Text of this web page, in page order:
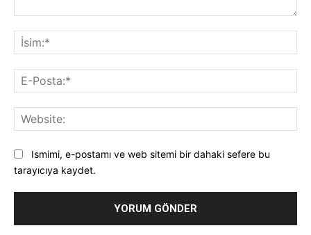
Ismimi, e-postamı ve web sitemi bir dahaki sefere bu
tarayıcıya kaydet.